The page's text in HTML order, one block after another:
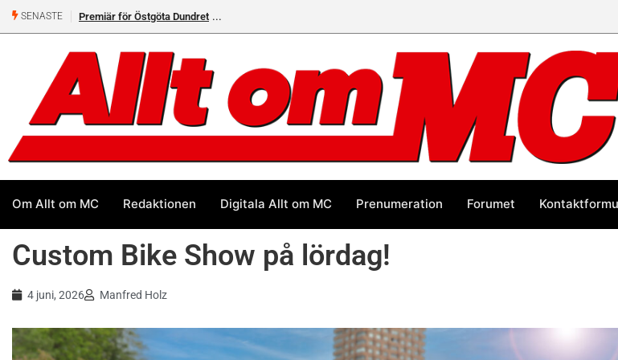
SENASTE Premiär för Östgöta Dundret
Om Allt om MC Redaktionen Digitala Allt om MC Prenumeration Forumet
Custom Bike Show på lördag!
4 juni, 2026 Manfred Holz